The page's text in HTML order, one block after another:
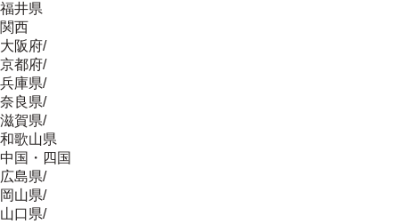
福井県
関西
大阪府/
京都府/
兵庫県/
奈良県/
滋賀県/
和歌山県
中国・四国
広島県/
岡山県/
山口県/